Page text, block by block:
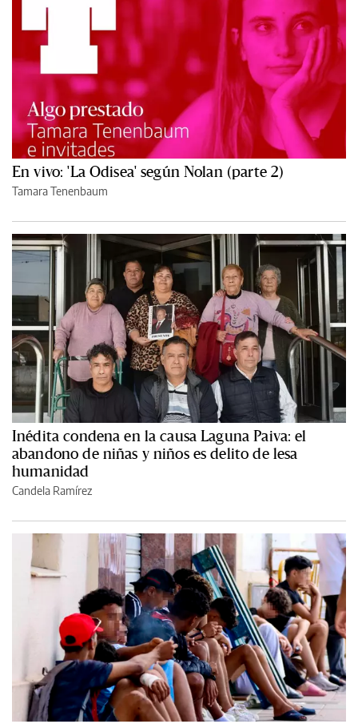
En vivo: 'La Odisea' según Nolan (parte 2)
Tamara Tenenbaum
Inédita condena en la causa Laguna Paiva: el
abandono de niñas y niños es delito de lesa
humanidad
Candela Ramírez